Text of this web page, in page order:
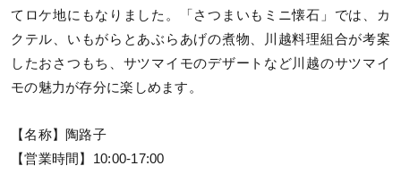
てロケ地にもなりました。「さつまいもミニ懐石」では、カ
クテル、いもがらとあぶらあげの煮物、川越料理組合が考案
したおさつもち、サツマイモのデザートなど川越のサツマイ
モの魅力が存分に楽しめます。
【名称】陶路子
【営業時間】10:00-17:00